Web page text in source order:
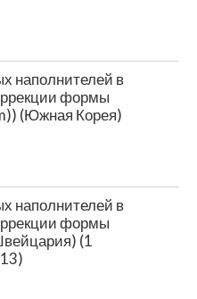
наполнителей в
формы
(Южная Корея)
наполнителей в
формы
(1